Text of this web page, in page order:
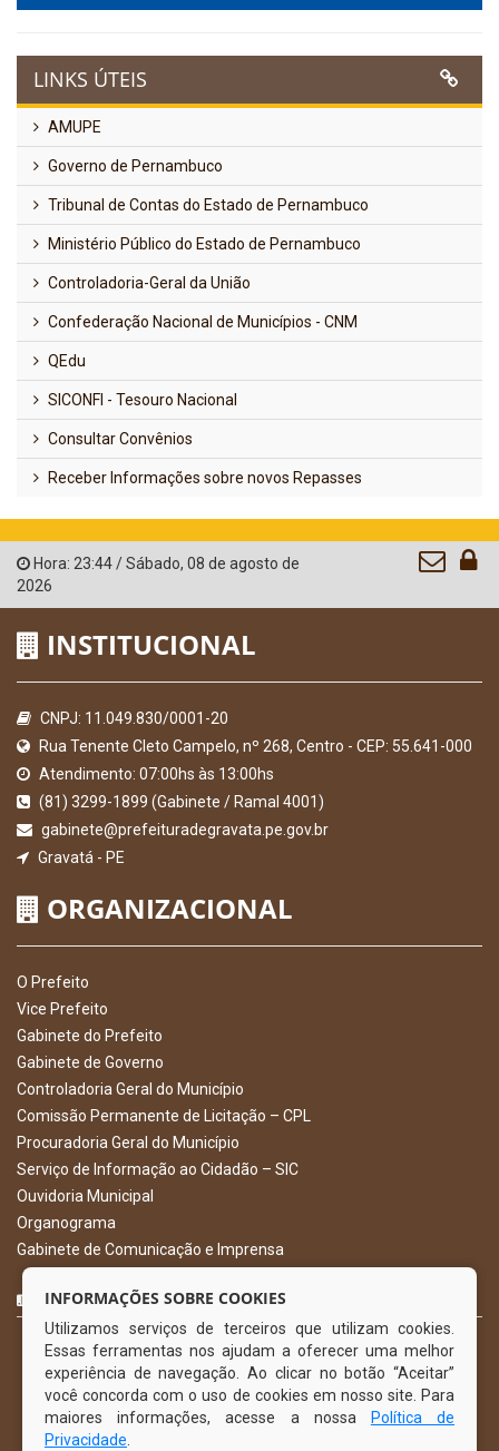
LINKS ÚTEIS
AMUPE
Governo de Pernambuco
Tribunal de Contas do Estado de Pernambuco
Ministério Público do Estado de Pernambuco
Controladoria-Geral da União
Confederação Nacional de Municípios - CNM
QEdu
SICONFI - Tesouro Nacional
Consultar Convênios
Receber Informações sobre novos Repasses
Hora: 23:44/Sábado, 08 de agosto de
2026
INSTITUCIONAL
CNPJ: 11.049.830/0001-20
Rua Tenente Cleto Campelo, nº 268, Centro - CEP: 55.641-000
Atendimento: 07:00hs às 13:00hs
(81) 3299-1899 (Gabinete / Ramal 4001)
gabinete@prefeituradegravata.pe.gov.br
Gravatá - PE
ORGANIZACIONAL
O Prefeito
Vice Prefeito
Gabinete do Prefeito
Gabinete de Governo
Controladoria Geral do Município
Comissão Permanente de Licitação – CPL
Procuradoria Geral do Município
Serviço de Informação ao Cidadão – SIC
Ouvidoria Municipal
Organograma
Gabinete de Comunicação e Imprensa
CURTA NOSSA FAN PAGE
INFORMAÇÕES SOBRE COOKIES
Utilizamos serviços de terceiros que utilizam cookies.
Essas ferramentas nos ajudam a oferecer uma melhor
experiência de navegação. Ao clicar no botão “Aceitar”
você concorda com o uso de cookies em nosso site. Para
maiores informações, acesse a nossa
Política de
Privacidade